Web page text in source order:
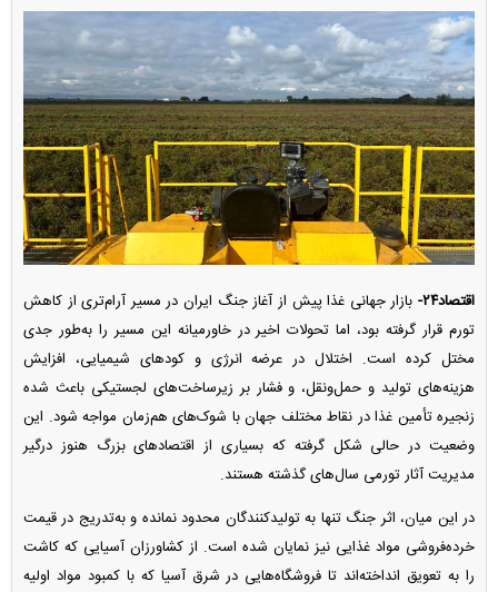
اقتصاد۲۴-
بازار جهانی غذا پیش از آغاز جنگ ایران در مسیر آرام‌تری از کاهش
تورم قرار گرفته بود، اما تحولات اخیر در خاورمیانه این مسیر را به‌طور جدی
مختل کرده است. اختلال در عرضه انرژی و کودهای شیمیایی، افزایش
هزینه‌های تولید و حمل‌ونقل، و فشار بر زیرساخت‌های لجستیکی باعث شده
زنجیره تأمین غذا در نقاط مختلف جهان با شوک‌های هم‌زمان مواجه شود. این
وضعیت در حالی شکل گرفته که بسیاری از اقتصادهای بزرگ هنوز درگیر
مدیریت آثار تورمی سال‌های گذشته هستند.
در این میان، اثر جنگ تنها به تولیدکنندگان محدود نمانده و به‌تدریج در قیمت
خرده‌فروشی مواد غذایی نیز نمایان شده است. از کشاورزان آسیایی که کاشت
را به تعویق انداخته‌اند تا فروشگاه‌هایی در شرق آسیا که با کمبود مواد اولیه